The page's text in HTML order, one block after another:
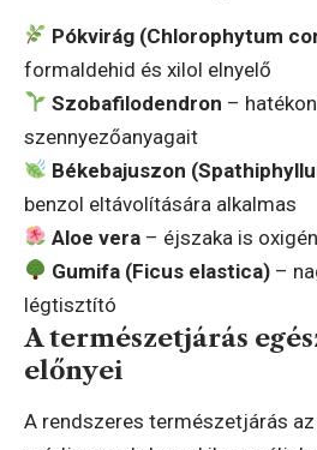
Pókvirág (Chlorophytum
formaldehid és xilol elnyelő
Szobafilodendron –
szennyezőanyagait
Békebajuszon
benzol eltávolítására alkalmas
Aloe vera – éjszaka is
Gumifa (Ficus elastica) –
légtisztító
A természetjárás
előnyei
A rendszeres természetjárás